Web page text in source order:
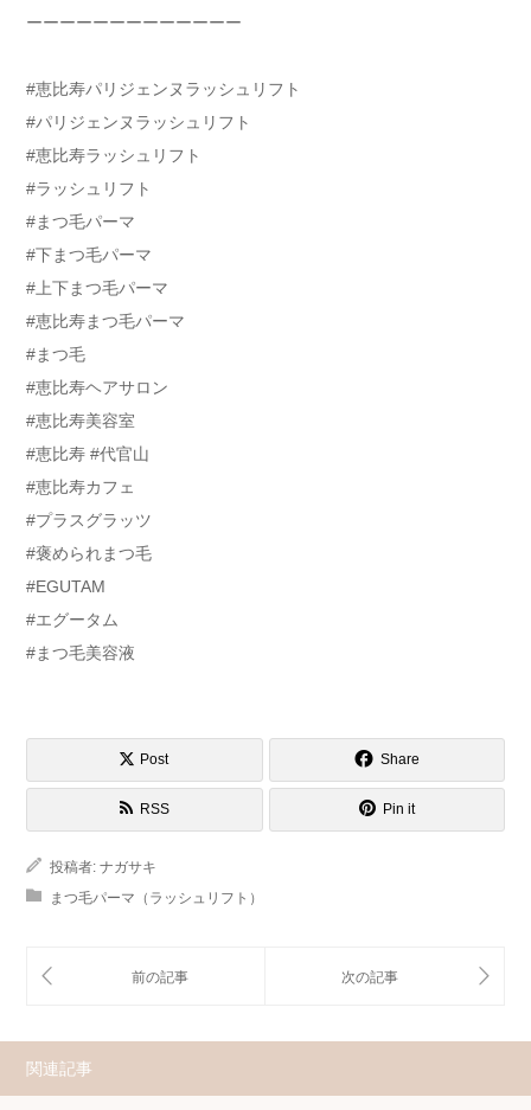
ーーーーーーーーーーーーー
#恵比寿パリジェンヌラッシュリフト
#パリジェンヌラッシュリフト
#恵比寿ラッシュリフト
#ラッシュリフト
#まつ毛パーマ
#下まつ毛パーマ
#上下まつ毛パーマ
#恵比寿まつ毛パーマ
#まつ毛
#恵比寿ヘアサロン
#恵比寿美容室
#恵比寿 #代官山
#恵比寿カフェ
#プラスグラッツ
#褒められまつ毛
#EGUTAM
#エグータム
#まつ毛美容液
Post Share
RSS Pin it
投稿者: ナガサキ
まつ毛パーマ（ラッシュリフト）
関連記事